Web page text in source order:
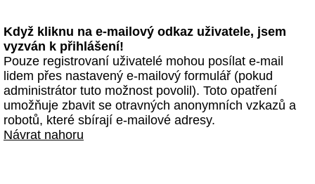
Když kliknu na e-mailový odkaz uživatele, jsem
vyzván k přihlášení!
Pouze registrovaní uživatelé mohou posílat e-mail
lidem přes nastavený e-mailový formulář (pokud
administrátor tuto možnost povolil). Toto opatření
umožňuje zbavit se otravných anonymních vzkazů a
robotů, které sbírají e-mailové adresy.
Návrat nahoru